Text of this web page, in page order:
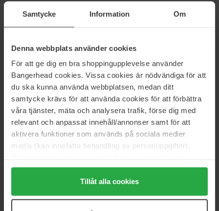
Samtycke Information Om
Denna webbplats använder cookies
För att ge dig en bra shoppingupplevelse använder
Bangerhead cookies. Vissa cookies är nödvändiga för att
du ska kunna använda webbplatsen, medan ditt
samtycke krävs för att använda cookies för att förbättra
våra tjänster, mäta och analysera trafik, förse dig med
relevant och anpassat innehåll/annonser samt för att
aktivera funktioner som används på sociala medier
media (kan innefatta behandling av personuppgifter).
Genom att trycka på "Tillåt alla cookies" accepterar du
alla cookies, medan du under "Detaljer" kan anpassa
användningen av cookies. Du kan när som helst återkalla
Tillåt alla cookies
Goldfield & Banks
Silky Woods Elixir
100 ml
Goldfield & Banks
100 ml
Goldfield & Banks
Purple Suede
232 €
Goldfield & Banks
Southern Bloom
Goldfield & Banks
Sunset Hour
125 € Niet op voorraad
Goldfield & Banks
Island Lush
232 €
Goldfield & Banks Goldfield & Banks